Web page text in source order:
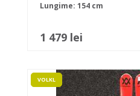
Lungime: 154 cm
1 479 lei
VOLKL